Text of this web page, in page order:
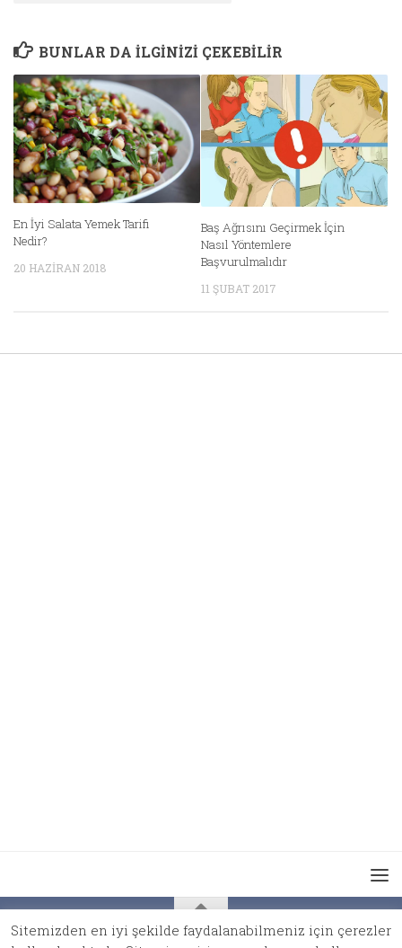
BUNLAR DA ILGINIZI ÇEKEBILIR
En İyi Salata Yemek Tarifi
Nedir?
20 HAZIRAN 2018
Baş Ağrısını Geçirmek İçin
Nasıl Yöntemlere
Başvurulmalıdır
11 ŞUBAT 2017
Sitemizden en iyi şekilde faydalanabilmeniz için çerezler